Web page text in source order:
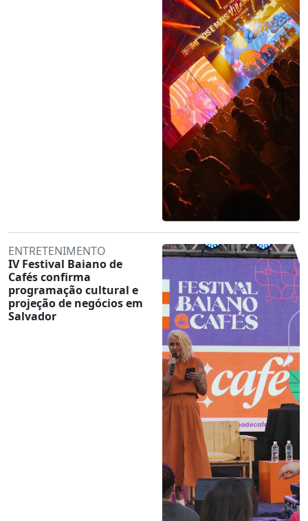
ENTRETENIMENTO
IV Festival Baiano de
Cafés confirma
programação cultural e
projeção de negócios em
Salvador